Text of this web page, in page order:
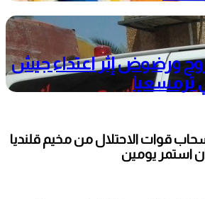
ورضوض إثر اعتداء جيش
ترمسعيا
قوات الاحتلال من مخيم قلنديا
استمر يومين